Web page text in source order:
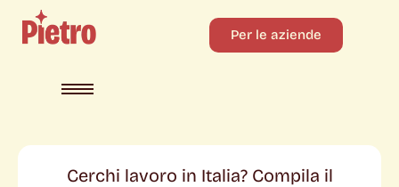
Per le aziende
Cerchi lavoro in Italia? Compila il